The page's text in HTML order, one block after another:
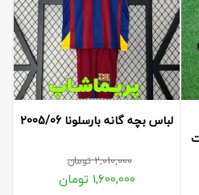
لباس بچه گانه بارسلونا 2005/06
2,010,000تومان
1,600,000 تومان